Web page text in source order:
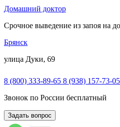
Домашний доктор
Срочное выведение из запоя на
Брянск
улица Дуки, 69
8 (800) 333-89-65 8 (938) 157-73-05
Звонок по России бесплатный
Задать вопрос